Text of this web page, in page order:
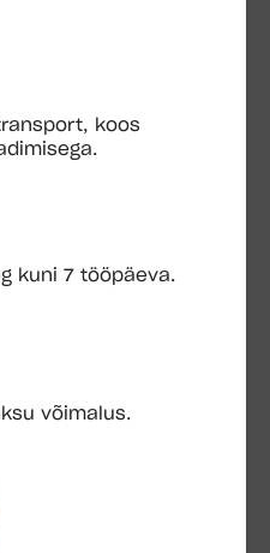
koos
kuni 7 tööpäeva.
võimalus.